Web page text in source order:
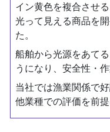
イン黄色を複合させ
光って見える商品を
た。
船舶から光源をあて
うになり、安全性・
当社では漁業関係で
他業種での評価を前